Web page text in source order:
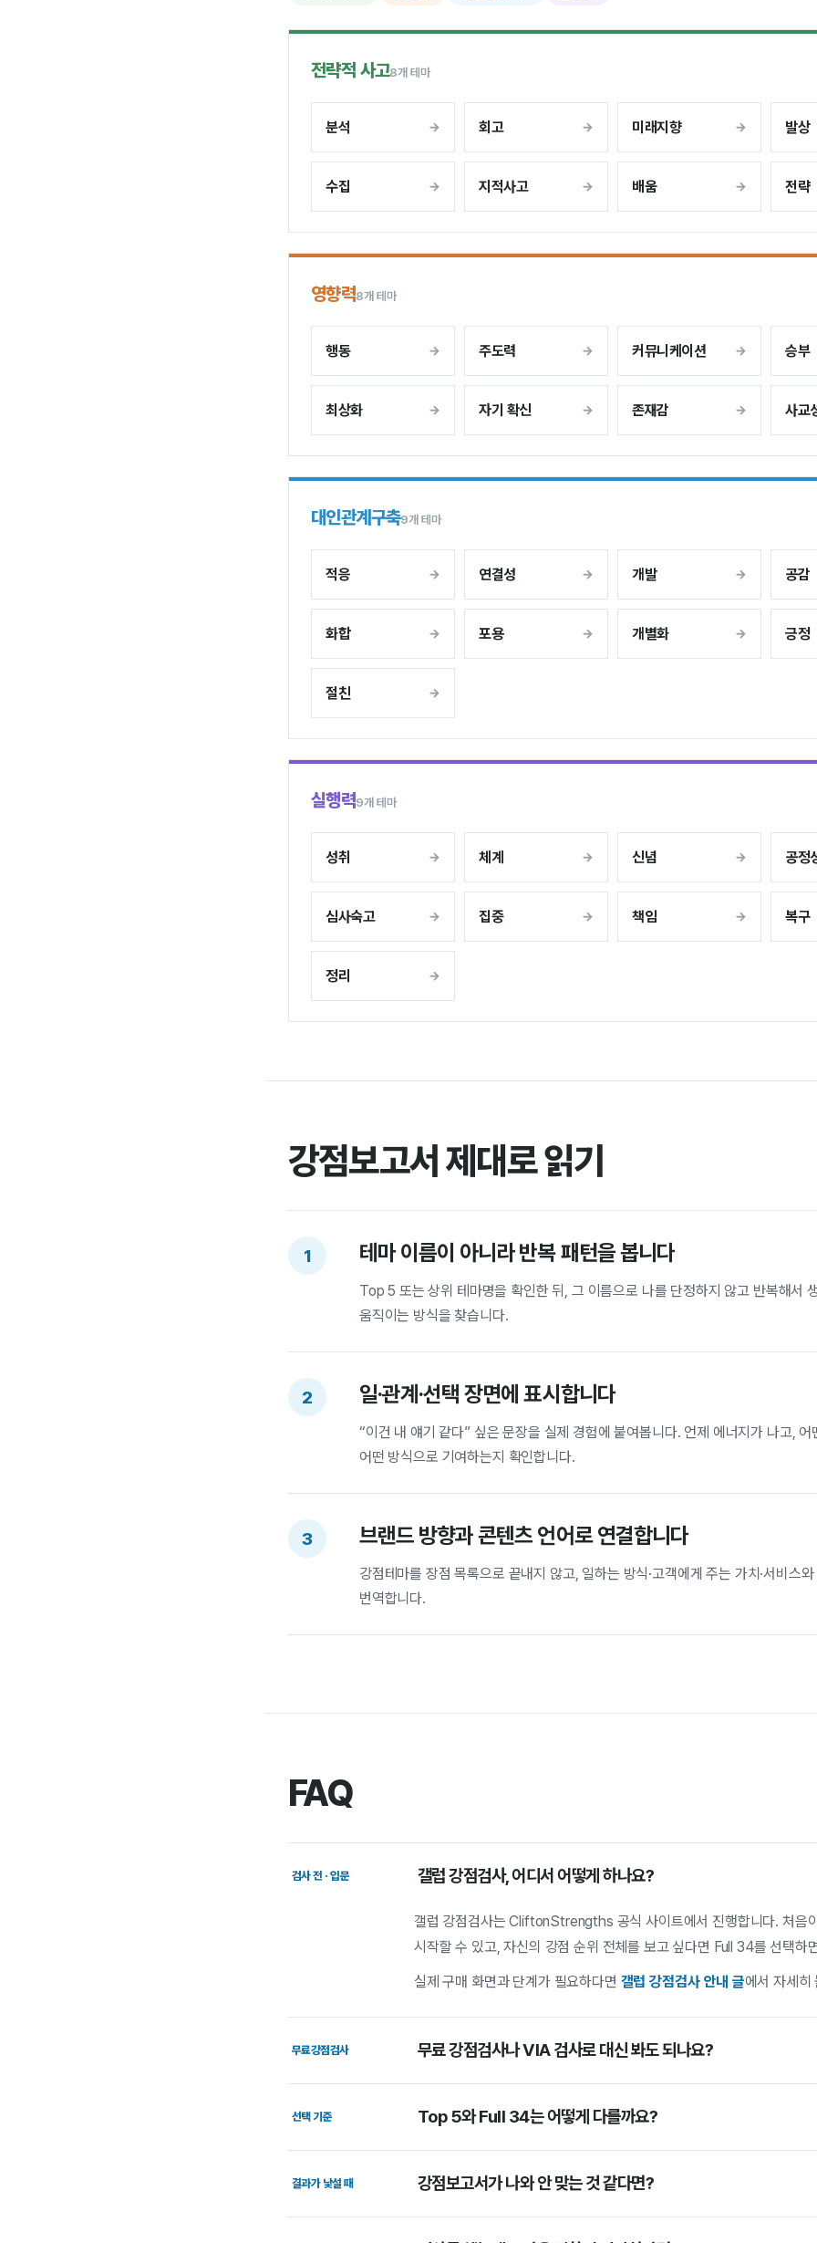
전략적 사고8개 테마
분석 회고 미래지향 발상
수집 지적사고 배움 전략
영향력8개 테마
행동 주도력 커뮤니케이션 승부
최상화 자기 확신 존재감 사교
대인관계구축9개 테마
적응 연결성 개발 공감
화합 포용 개별화 긍정
절친
실행력9개 테마
성취 체계 신념 공정
심사숙고 집중 책임 복구
정리
강점보고서 제대로 읽기
1 테마 이름이 아니라 반복 패턴을 봅니다
Top 5 또는 상위 테마명을 확인한 뒤, 그 이름으로 나를 단정하지 않고 반복해서
움직이는 방식을 찾습니다.
2 일·관계·선택 장면에 표시합니다
“이건 내 얘기 같다” 싶은 문장을 실제 경험에 붙여봅니다. 언제 에너지가 나고,
어떤 방식으로 기여하는지 확인합니다.
3 브랜드 방향과 콘텐츠 언어로 연결합니다
강점테마를 장점 목록으로 끝내지 않고, 일하는 방식·고객에게 주는 가치·서비스
번역합니다.
FAQ
검사 전 · 입문 갤럽 강점검사, 어디서 어떻게 하나요?
갤럽 강점검사는 CliftonStrengths 공식 사이트에서 진행합니다. 처음
시작할 수 있고, 자신의 강점 순위 전체를 보고 싶다면 Full 34를 선택하
실제 구매 화면과 단계가 필요하다면 갤럽 강점검사 안내 글에서 자세히
무료강점검사 무료 강점검사나 VIA 검사로 대신 봐도 되나요?
선택 기준 Top 5와 Full 34는 어떻게 다를까요?
결과가 낯설 때 강점보고서가 나와 안 맞는 것 같다면?